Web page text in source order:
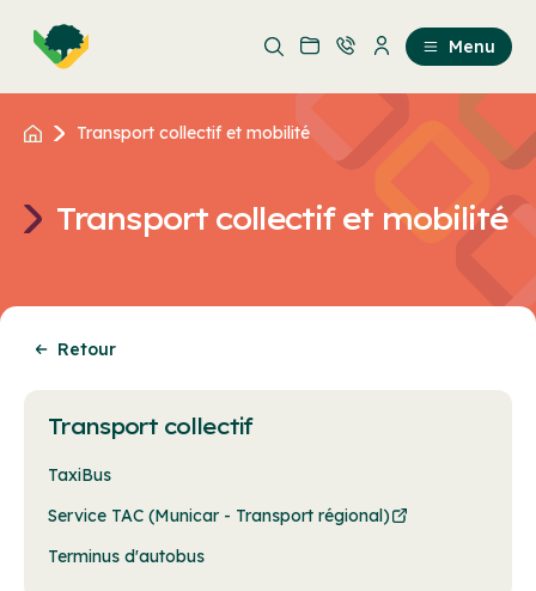
contenu
au
contenu
Menu
Transport collectif et mobilité
Transport collectif et mobilité
Retour
Transport collectif
TaxiBus
Service TAC (Municar - Transport régional)
Terminus d'autobus